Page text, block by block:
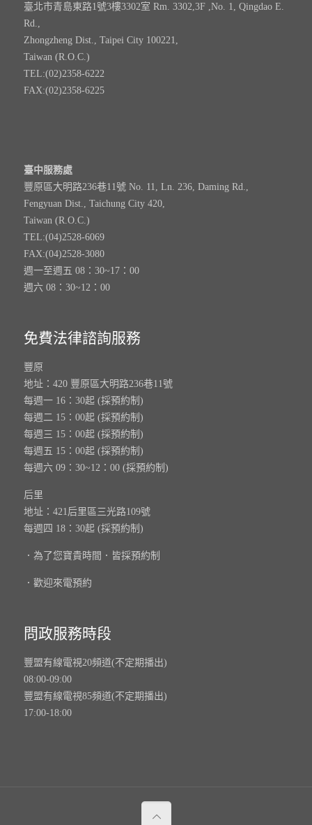
臺北市青島東路1號3樓3302室 Rm. 3302,3F ,No. 1, Qingdao E.
Rd.,
Zhongzheng Dist., Taipei City 100221,
Taiwan (R.O.C.)
TEL:(02)2358-6222
FAX:(02)2358-6225
臺中服務處
豐原區大明路236巷11號 No. 11, Ln. 236, Daming Rd.,
Fengyuan Dist., Taichung City 420,
Taiwan (R.O.C.)
TEL:(04)2528-6069
FAX:(04)2528-3080
週一至週五 08：30~17：00
週六 08：30~12：00
免費法律諮詢服務
豐原
地址：420 豐原區大明路236巷11號
每週一 16：30起 (採預約制)
每週二 15：00起 (採預約制)
每週三 15：00起 (採預約制)
每週五 15：00起 (採預約制)
每週六 09：30~12：00 (採預約制)
后里
地址：421后里區三光路109號
每週四 18：30起 (採預約制)
．為了您寶貴時間．皆採預約制
．歡迎來電預約
問政服務時段
豐盟有線電視20頻道(不定期播出)
08:00-09:00
豐盟有線電視85頻道(不定期播出)
17:00-18:00